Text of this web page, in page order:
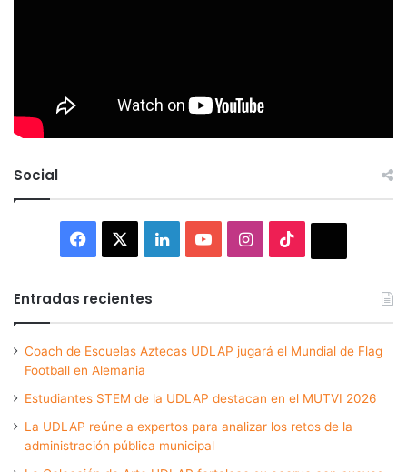
Social
Facebook LinkedInYouTubeInstagram
Entradas recientes
Coach de Escuelas Aztecas UDLAP jugará el Mundial de Flag
Football en Alemania
Estudiantes STEM de la UDLAP destacan en el MUTVI 2026
La UDLAP reúne a expertos para analizar los retos de la
administración pública municipal